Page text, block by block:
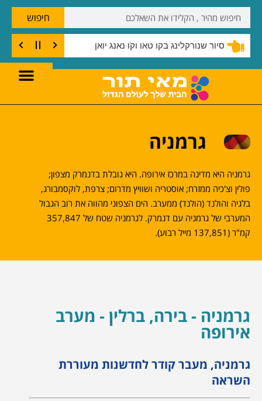
סיור שנורקלינג בקו טאו וקו נאנג יואן
חיפוש
גרמניה
גרמניה היא מדינה במרכז אירופה. היא גובלת בדנמרק מצפון;
פולין וצ'כיה ממזרח; אוסטריה ושוויץ מדרום; צרפת, לוקסמבורג,
בלגיה והולנד (הולנד) ממערב. הים הצפוני מהווה את רוב הגבול
המערבי של גרמניה עם דנמרק. לגרמניה שטח של 357,847
קמ"ר (137,851 מייל רבוע).
גרמניה - בירה, ברלין - מערב
אירופה
גרמניה, מעבר קודר לחדשנות מעוררת
השראה